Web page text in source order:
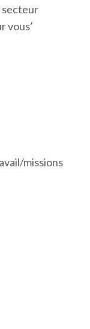
secteur
vous’
missions